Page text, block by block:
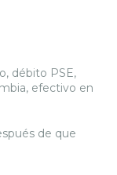
débito PSE,
efectivo en
de que